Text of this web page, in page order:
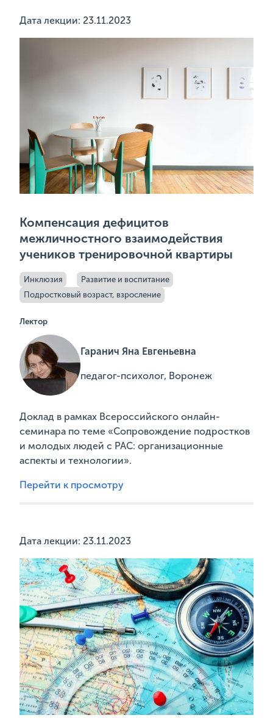
Дата лекции: 23.11.2023
Компенсация дефицитов
межличностного взаимодействия
учеников тренировочной квартиры
Инклюзия
Развитие и воспитание
Подростковый возраст, взросление
Лектор
Гаранич Яна Евгеньевна
педагог-психолог, Воронеж
Доклад в рамках Всероссийского онлайн-
семинара по теме «Сопровождение подростков
и молодых людей с РАС: организационные
аспекты и технологии».
Перейти к просмотру
Дата лекции: 23.11.2023